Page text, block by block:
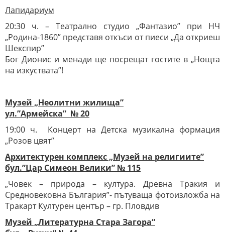
Лапидариум
20:30 ч. – Театрално студио „Фантазио” при НЧ
„Родина-1860” представя откъси от пиеси „Да откриеш
Шекспир”
Бог Дионис и менади ще посрещат гостите в „Нощта
на изкуствата”!
Музей „Неолитни жилища”
ул.”Армейска” № 20
19:00 ч. Концерт на Детска музикална формация
„Розов цвят”
Архитектурен комплекс „Музей на религиите”
бул.”Цар Симеон Велики” № 115
„Човек – природа – култура. Древна Тракия и
Средновековна България”- пътуваща фотоизложба на
Тракарт Културен център – гр. Пловдив
Музей „Литературна Стара Загора“